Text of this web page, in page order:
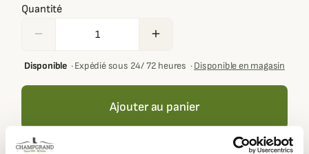
Quantité
remove add
Disponible·Expédié sous 24/ 72 heures ·Disponible en magasin
Ajouter au panier